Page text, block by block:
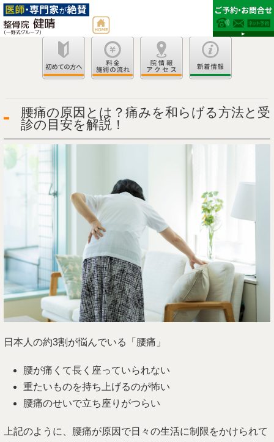
腰痛の原因とは？痛みを和らげる方法と受
診の目安を解説！
日本人の約3割が悩んでいる「腰痛」
腰が痛くて長く座っていられない
重たいものを持ち上げるのが怖い
腰痛のせいで立ち座りがつらい
上記のように、腰痛が原因で日々の生活に制限をかけられて